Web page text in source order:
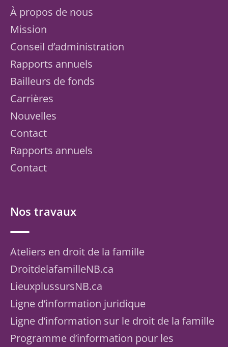
À propos de nous
Mission
Conseil d’administration
Rapports annuels
Bailleurs de fonds
Carrières
Nouvelles
Contact
Rapports annuels
Contact
Nos travaux
Ateliers en droit de la famille
DroitdelafamilleNB.ca
LieuxplussursNB.ca
Ligne d’information juridique
Ligne d’information sur le droit de la famille
Programme d’information pour les